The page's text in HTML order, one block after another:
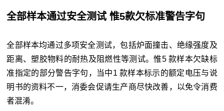
全部样本通过安全测试 惟5款欠标准警告字句
全部样本均通过多项安全测试，包括炉面撞击、绝缘强度及
距离、塑胶物料的耐热及阻燃性等测试。惟5 款样本欠缺标
准指定的部分警告字句，当中1 款样本标示的额定电压与说
明书的资料不一，消委会促请生产商尽快改善，以免令消费
者混淆。